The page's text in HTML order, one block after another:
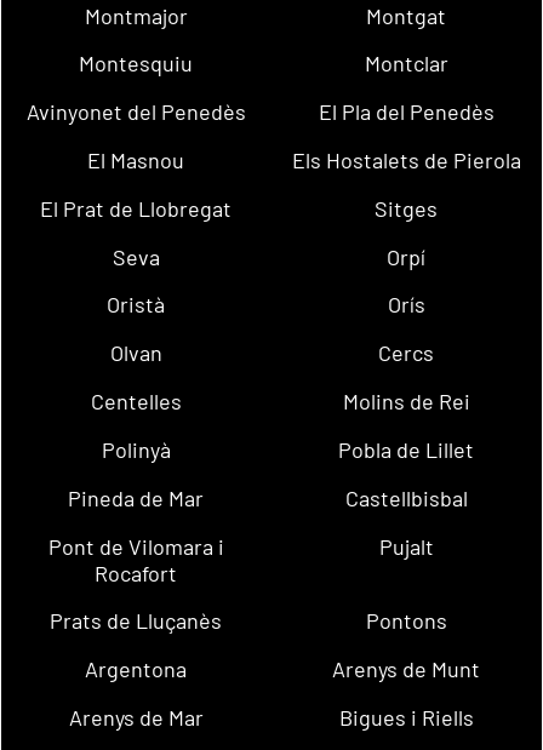
Montmajor
Montgat
Montesquiu
Montclar
Avinyonet del Penedès
El Pla del Penedès
El Masnou
Els Hostalets de Pierola
El Prat de Llobregat
Sitges
Seva
Orpí
Oristà
Orís
Olvan
Cercs
Centelles
Molins de Rei
Polinyà
Pobla de Lillet
Pineda de Mar
Castellbisbal
Pont de Vilomara i
Rocafort
Pujalt
Prats de Lluçanès
Pontons
Argentona
Arenys de Munt
Arenys de Mar
Bigues i Riells